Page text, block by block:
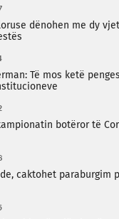
dënohen me dy
Të mos ketë
botëror të
caktohet paraburgim